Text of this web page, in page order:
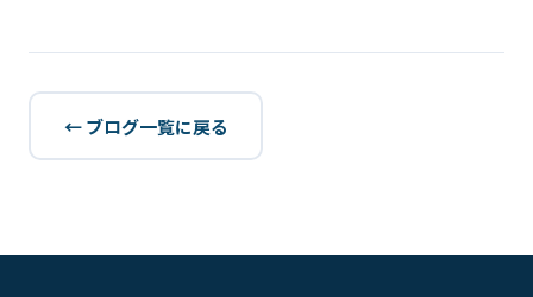
← ブログ一覧に戻る